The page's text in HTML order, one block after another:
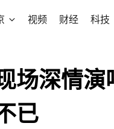
视频 财经 科技
场深情
已